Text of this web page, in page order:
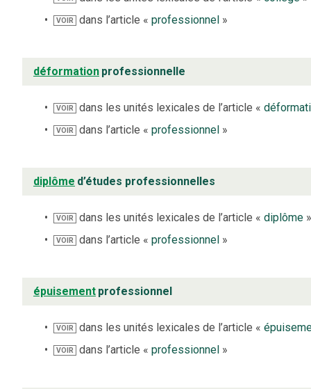
VOIR dans l’article «professionnel »
déformation professionnelle
VOIR dans les unités lexicales de l’article «
VOIR dans l’article «professionnel »
diplôme d’études professionnelles
VOIR dans les unités lexicales de l’article «diplôme
VOIR dans l’article «professionnel »
épuisement professionnel
VOIR dans les unités lexicales de l’article «
VOIR dans l’article «professionnel »